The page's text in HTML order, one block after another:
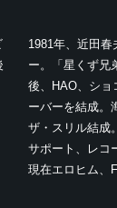
1981年、近田
ー。「星くず兄
後、HAO、ショ
ーバーを結成。
ザ・スリル結成
サポート、レコ
現在エロヒム、